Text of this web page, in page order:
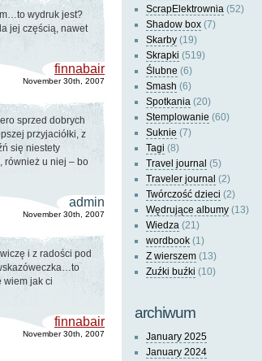
wydruk jest?
jej częścią, nawet
finnabair
November 30th, 2007
sprzed dobrych
przyjaciółki, z
się niestety
również u niej – bo
admin
November 30th, 2007
i z radości pod
jak ci
finnabair
November 30th, 2007
ScrapElektrownia (52)
Shadow box (7)
Skarby (19)
Skrapki (519)
Ślubne (6)
Smash (6)
Spotkania (20)
Stemplowanie (60)
Suknie (7)
Tagi (8)
Travel journal (5)
Traveler journal (2)
Twórczość dzieci (2)
Wędrujące albumy (13)
Wiedza (21)
wordbook (1)
Z wierszem (13)
Zuźki buźki (10)
archiwum
January 2025
January 2024